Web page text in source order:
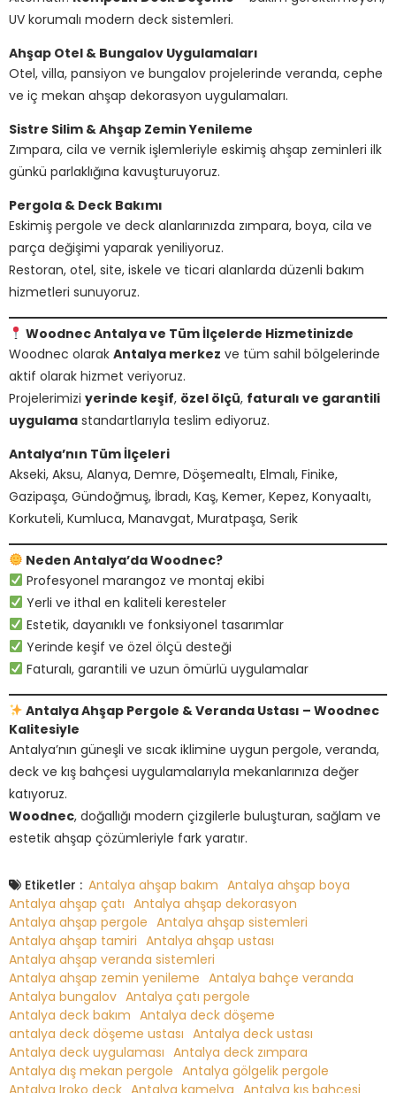
UV korumalı modern deck sistemleri.
Ahşap Otel & Bungalov Uygulamaları
Otel, villa, pansiyon ve bungalov projelerinde veranda, cephe
ve iç mekan ahşap dekorasyon uygulamaları.
Sistre Silim & Ahşap Zemin Yenileme
Zımpara, cila ve vernik işlemleriyle eskimiş ahşap zeminleri ilk
günkü parlaklığına kavuşturuyoruz.
Pergola & Deck Bakımı
Eskimiş pergole ve deck alanlarınızda zımpara, boya, cila ve
parça değişimi yaparak yeniliyoruz.
Restoran, otel, site, iskele ve ticari alanlarda düzenli bakım
hizmetleri sunuyoruz.
Woodnec Antalya ve Tüm İlçelerde Hizmetinizde
Woodnec olarak Antalya merkez ve tüm sahil bölgelerinde
aktif olarak hizmet veriyoruz.
Projelerimizi yerinde keşif, özel ölçü, faturalı ve garantili
uygulama standartlarıyla teslim ediyoruz.
Antalya’nın Tüm İlçeleri
Akseki, Aksu, Alanya, Demre, Döşemealtı, Elmalı, Finike,
Gazipaşa, Gündoğmuş, İbradı, Kaş, Kemer, Kepez, Konyaaltı,
Korkuteli, Kumluca, Manavgat, Muratpaşa, Serik
Neden Antalya’da Woodnec?
Profesyonel marangoz ve montaj ekibi
Yerli ve ithal en kaliteli keresteler
Estetik, dayanıklı ve fonksiyonel tasarımlar
Yerinde keşif ve özel ölçü desteği
Faturalı, garantili ve uzun ömürlü uygulamalar
Antalya Ahşap Pergole & Veranda Ustası – Woodnec
Kalitesiyle
Antalya’nın güneşli ve sıcak iklimine uygun pergole, veranda,
deck ve kış bahçesi uygulamalarıyla mekanlarınıza değer
katıyoruz.
Woodnec, doğallığı modern çizgilerle buluşturan, sağlam ve
estetik ahşap çözümleriyle fark yaratır.
Etiketler : Antalya ahşap bakım Antalya ahşap boya
Antalya ahşap çatı Antalya ahşap dekorasyon
Antalya ahşap pergole Antalya ahşap sistemleri
Antalya ahşap tamiri Antalya ahşap ustası
Antalya ahşap veranda sistemleri
Antalya ahşap zemin yenileme Antalya bahçe veranda
Antalya bungalov Antalya çatı pergole
Antalya deck bakım Antalya deck döşeme
antalya deck döşeme ustası Antalya deck ustası
Antalya deck uygulaması Antalya deck zımpara
Antalya dış mekan pergole Antalya gölgelik pergole
Antalya Iroko deck Antalya kamelya Antalya kış bahçesi